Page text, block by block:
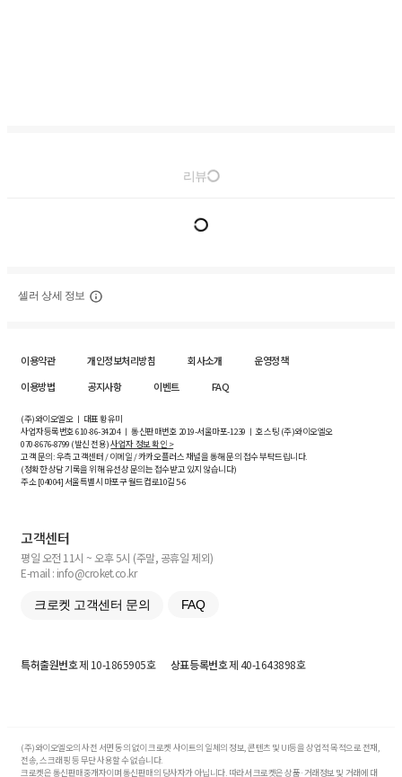
리뷰
셀러 상세 정보
이용약관 개인정보처리방침 회사소개
운영정책
이용방법
공지사항 이벤트 FAQ
(주)와이오엘오 ㅣ 대표 황유미
사업자등록번호610-86-34204ㅣ 통신판매번호 2019-서울마포-1239 ㅣ 호스팅 (주)와이오엘오
070-8676-8799 (발신 전용)사업자 정보 확인 >
고객 문의: 우측 고객센터 / 이메일 / 카카오플러스 채널을 통해 문의 접수 부탁드립니다.
(정확한 상담 기록을 위해 유선상 문의는 접수받고 있지 않습니다)
주소 [04004] 서울특별시 마포구 월드컵로10길5-6
고객센터
평일 오전 11시 ~ 오후 5시 (주말, 공휴일 제외)
E-mail : info@croket.co.kr
크로켓 고객센터 문의 FAQ
특허출원번호제 10-1865905호 상표등록번호제 40-1643898호
(주)와이오엘오의 사전 서면 동의 없이 크로켓 사이트의 일체의 정보, 콘텐츠 및 UI등을 상업적 목적으로 전재,
전송, 스크래핑 등 무단 사용할 수 없습니다.
크로켓은 통신판매중개자이며 통신판매의 당사자가 아닙니다. 따라서 크로켓은 상품·거래정보 및 거래에 대